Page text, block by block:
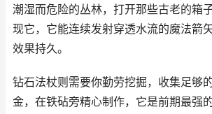
潮湿而危险的丛林，打开那些古老的箱
现它，它能连续发射穿透水流的魔法箭
效果持久。
钻石法杖则需要你勤劳挖掘，收集足够
金，在铁砧旁精心制作，它是前期最强